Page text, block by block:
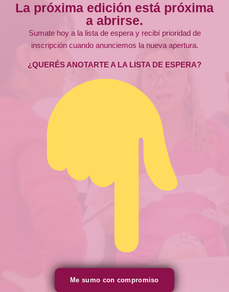
La próxima edición está próxima
a abrirse.
Sumate hoy a la lista de espera y recibí prioridad de
inscripción cuando anunciemos la nueva apertura.
¿QUERÉS ANOTARTE A LA LISTA DE ESPERA?
Me sumo con compromiso